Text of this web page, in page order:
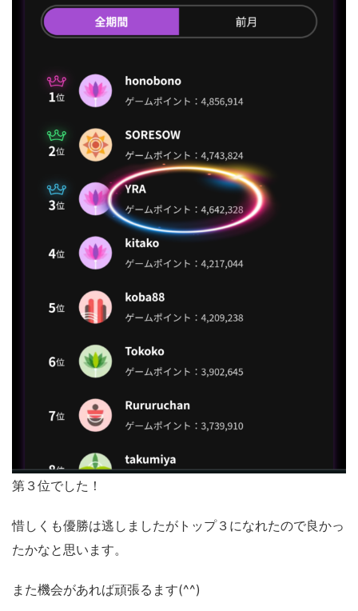
第３位でした！
惜しくも優勝は逃しましたがトップ３になれたので良かっ
たかなと思います。
また機会があれば頑張るます(^^)